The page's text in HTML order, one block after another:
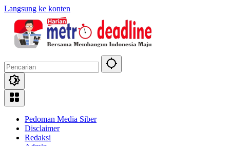
Langsung ke konten
Pedoman Media Siber
Disclaimer
Redaksi